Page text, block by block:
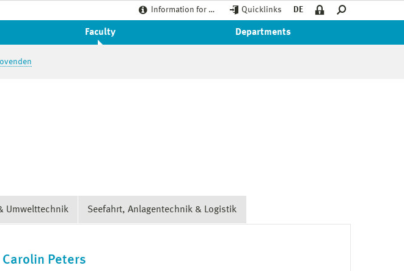
Information for … Quicklinks DE
Faculty Departments
Umwelttechnik Seefahrt, Anlagentechnik & Logistik
Carolin Peters